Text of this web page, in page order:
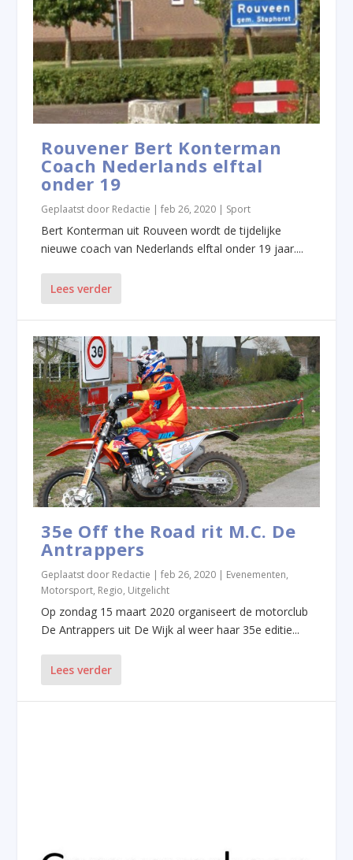
Rouvener Bert Konterman
Coach Nederlands elftal
onder 19
Geplaatst door Redactie |feb 26, 2020 | Sport
Bert Konterman uit Rouveen wordt de tijdelijke
nieuwe coach van Nederlands elftal onder 19 jaar....
Lees verder
35e Off the Road rit M.C. De
Antrappers
Geplaatst door Redactie |feb 26, 2020 | Evenementen,
Motorsport, Regio, Uitgelicht
Op zondag 15 maart 2020 organiseert de motorclub
De Antrappers uit De Wijk al weer haar 35e editie...
Lees verder